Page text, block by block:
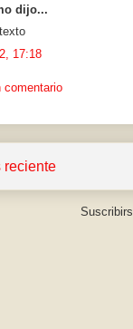
dijo...
17:18
comentario
reciente